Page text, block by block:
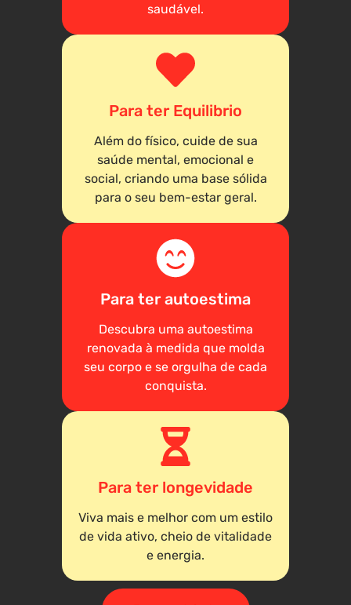
saudável.
Para ter Equilibrio
Além do físico, cuide de sua
saúde mental, emocional e
social, criando uma base sólida
para o seu bem-estar geral.
Para ter autoestima
Descubra uma autoestima
renovada à medida que molda
seu corpo e se orgulha de cada
conquista.
Para ter longevidade
Viva mais e melhor com um estilo
de vida ativo, cheio de vitalidade
e energia.